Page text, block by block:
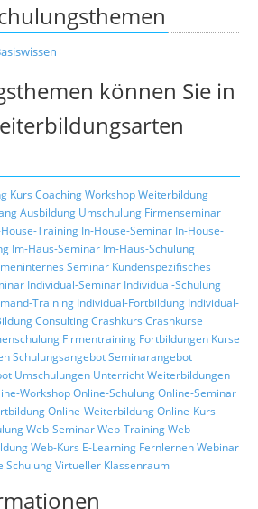
können Sie in
Kurs CoachingWorkshopWeiterbildung
Ausbildung Umschulung Firmenseminar
Training In-House-Seminar In-House-
Im-Haus-Seminar Im-Haus-Schulung
Seminar Kundenspezifisches
Individual-Seminar Individual-Schulung
Training Individual-Fortbildung Individual-
ConsultingCrashkurs Crashkurse
Firmentraining Fortbildungen Kurse
SchulungsangebotSeminarangebot
Umschulungen UnterrichtWeiterbildungen
WorkshopOnline-SchulungOnline-Seminar
Online-WeiterbildungOnline-Kurs
Web-SeminarWeb-TrainingWeb-
Web-Kurs E-Learning FernlernenWebinar
SchulungVirtueller Klassenraum